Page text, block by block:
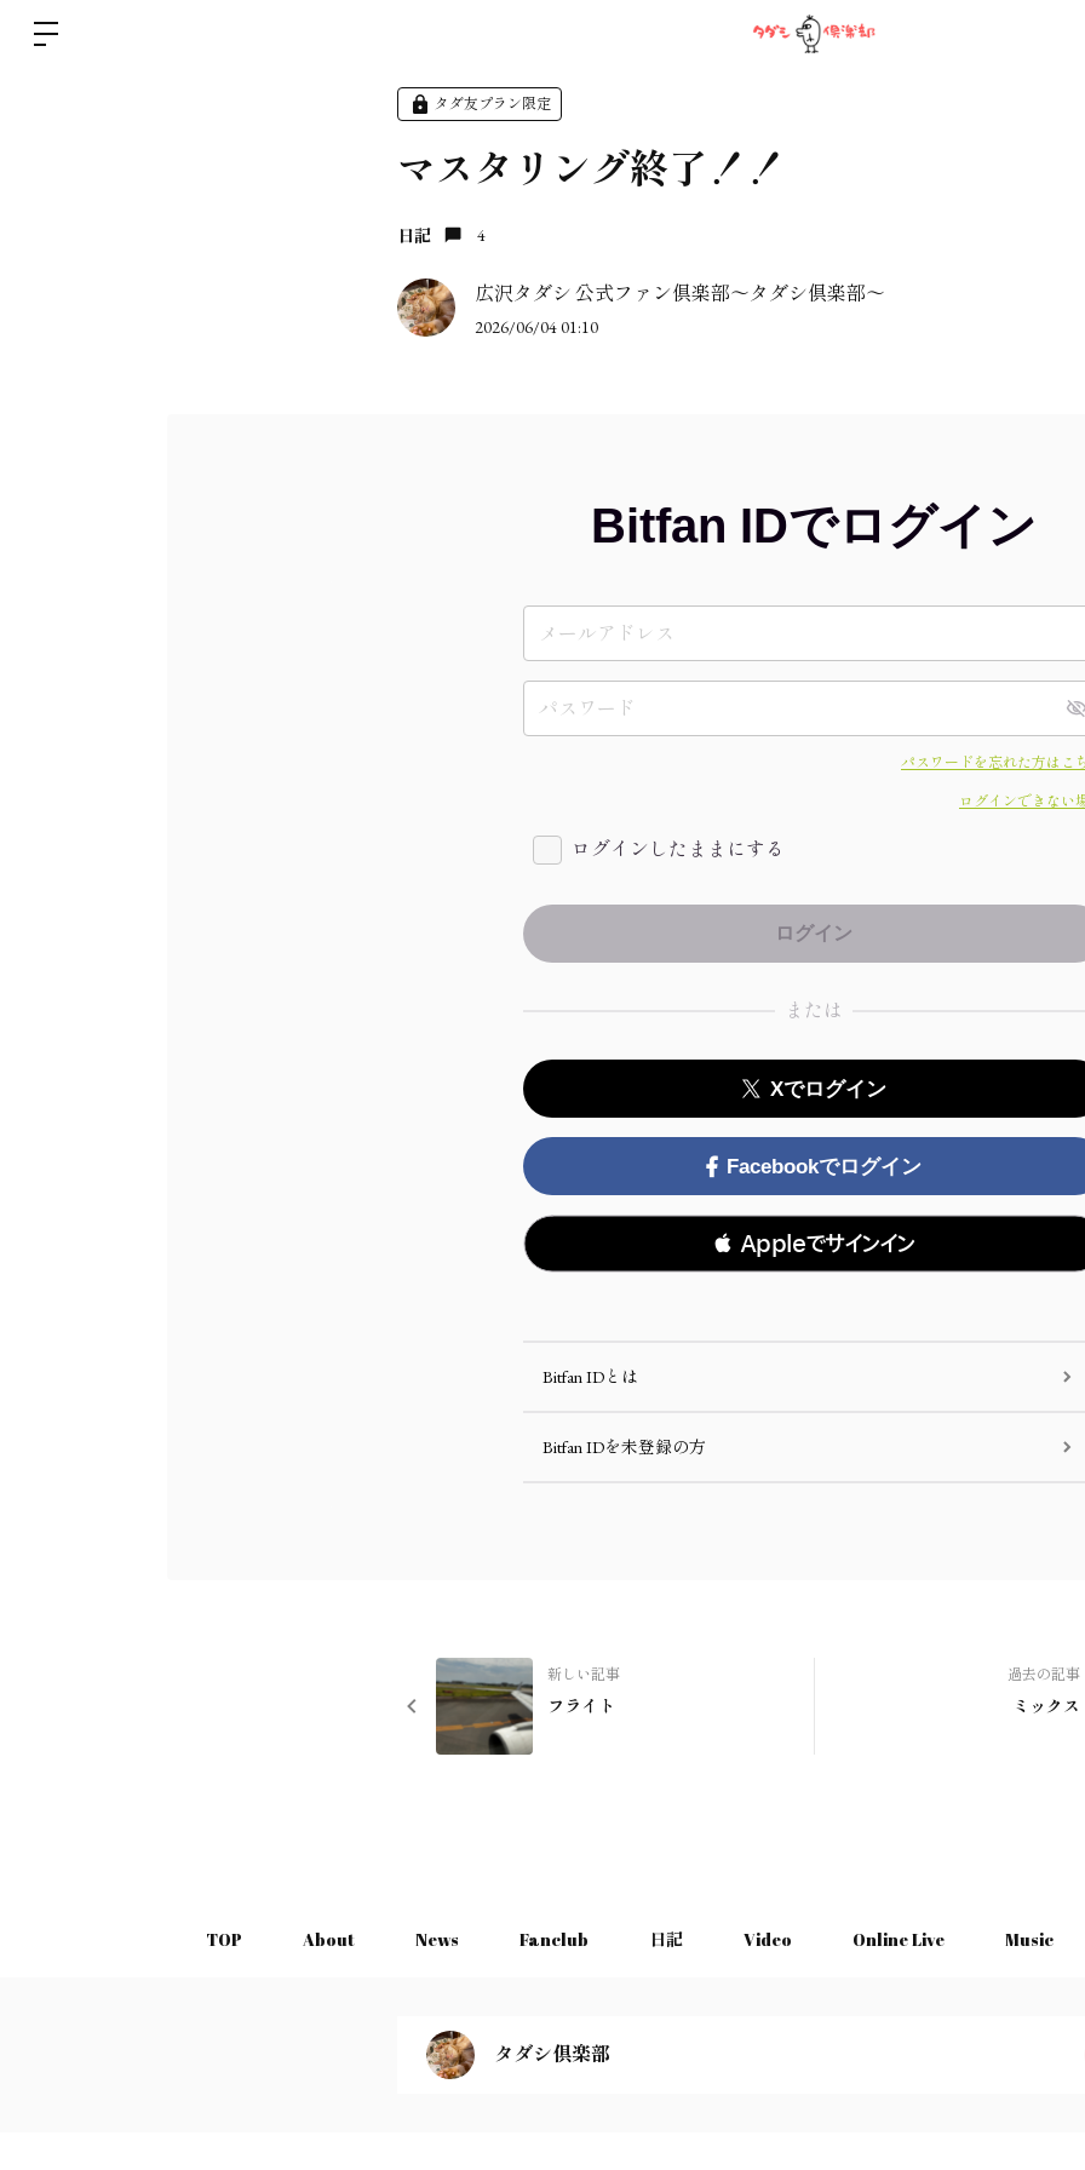
タダ友プラン限定
マスタリング終了！！
日記 4
広沢タダシ 公式ファン倶楽部〜タダシ倶楽部〜
2026/06/04 01:10
Bitfan IDでログイン
パスワードを忘れた方はこ
ログインできない
ログインしたままにする
または
Xでログイン
Facebookでログイン
 Appleでサインイン
Bitfan IDとは
Bitfan IDを未登録の方
新しい記事
フライト
過去の記事
ミックス
TOP About News Fanclub 日記 Video Online Live Music
タダシ倶楽部